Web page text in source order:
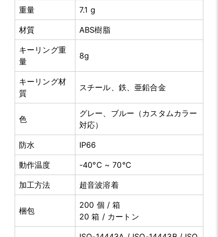
重量 7.1 g
材質 ABS樹脂
キーリング重
量
8g
キーリング材
質
スチール、鉄、亜鉛合金
色
グレー、ブルー（カスタムカラー
対応）
防水 IP66
動作温度 -40°C ~ 70°C
加工方法 超音波溶着
梱包
200 個 / 箱
20 箱 / カートン